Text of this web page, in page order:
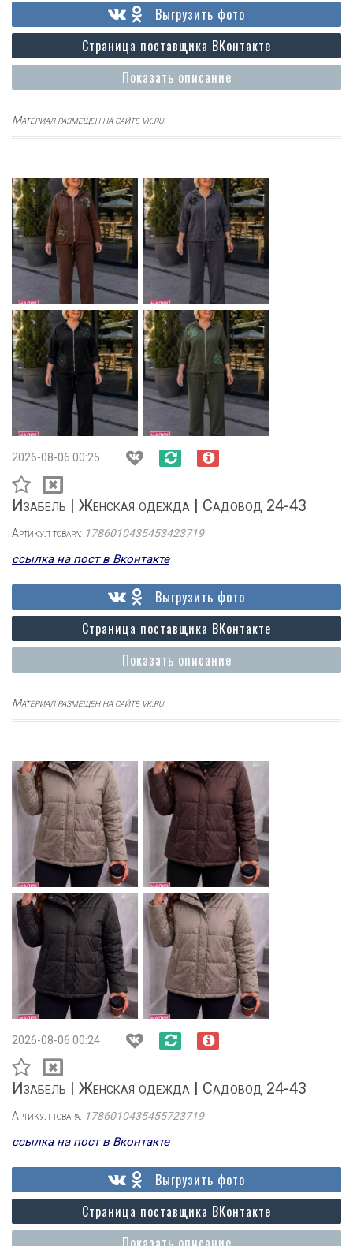
Показать описание
Страница поставщика ВКонтакте
Выгрузить фото
Материал размещен на сайте vk.ru
2026-08-06 00:25
Изабель | Женская одежда | Садовод 24-43
Артикул товара: 1786010435453423719
ссылка на пост в Вконтакте
Показать описание
Страница поставщика ВКонтакте
Выгрузить фото
Материал размещен на сайте vk.ru
2026-08-06 00:24
Изабель | Женская одежда | Садовод 24-43
Артикул товара: 1786010435455723719
ссылка на пост в Вконтакте
Страница поставщика ВКонтакте
Выгрузить фото